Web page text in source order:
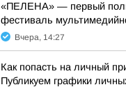
«ПЕЛЕНА» — первый
фестиваль
Вчера, 14:27
Как попасть на личный
Публикуем графики